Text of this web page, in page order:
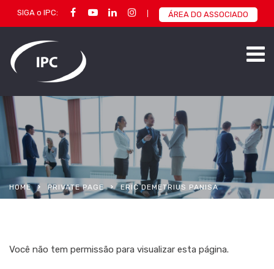
SIGA o IPC: ÁREA DO ASSOCIADO
HOME PRIVATE PAGE ERIC DEMETRIUS PANISA
Você não tem permissão para visualizar esta página.